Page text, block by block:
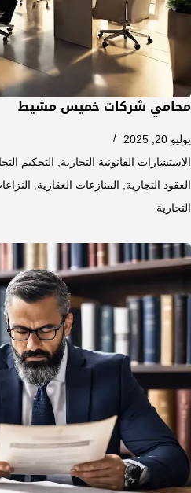
محامي شركات خميس مشيط
يوليو 20, 2025
الاستشارات القانونية التجارية
التحكيم
العقود التجارية
المنازعات العقارية
التجارية